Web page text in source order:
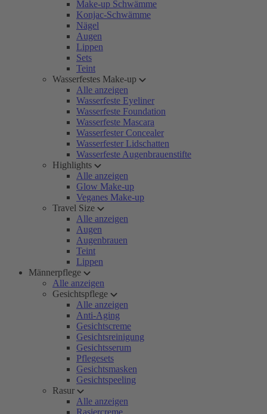
Make-up Schwämme
Konjac-Schwämme
Nägel
Augen
Lippen
Sets
Teint
Wasserfestes Make-up
Alle anzeigen
Wasserfeste Eyeliner
Wasserfeste Foundation
Wasserfeste Mascara
Wasserfester Concealer
Wasserfester Lidschatten
Wasserfeste Augenbrauenstifte
Highlights
Alle anzeigen
Glow Make-up
Veganes Make-up
Travel Size
Alle anzeigen
Augen
Augenbrauen
Teint
Lippen
Männerpflege
Alle anzeigen
Gesichtspflege
Alle anzeigen
Anti-Aging
Gesichtscreme
Gesichtsreinigung
Gesichtsserum
Pflegesets
Gesichtsmasken
Gesichtspeeling
Rasur
Alle anzeigen
Rasiercreme